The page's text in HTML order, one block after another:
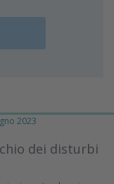
2023
dei disturbi